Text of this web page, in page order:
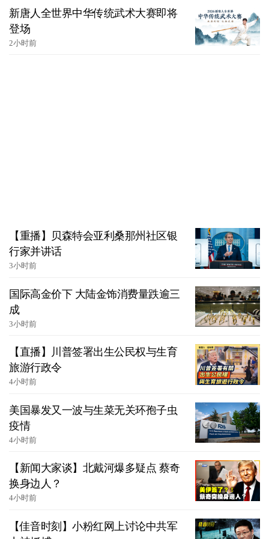
新唐人全世界中华传统武术大赛即将
登场
2小时前
【重播】贝森特会亚利桑那州社区银
行家并讲话
3小时前
国际高金价下 大陆金饰消费量跌逾三
成
3小时前
【直播】川普签署出生公民权与生育
旅游行政令
4小时前
美国暴发又一波与生菜无关环孢子虫
疫情
4小时前
【新闻大家谈】北戴河爆多疑点 蔡奇
换身边人？
4小时前
【佳音时刻】小粉红网上讨论中共军